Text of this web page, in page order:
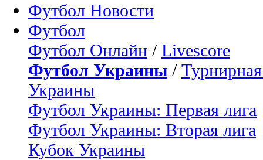
Футбол Новости
Футбол
Футбол Онлайн / Livescore
Футбол Украины /
Украины
Футбол Украины: Первая лига
Футбол Украины: Вторая лига
Кубок Украины